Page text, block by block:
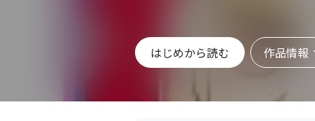
はじめから読む 作品情報